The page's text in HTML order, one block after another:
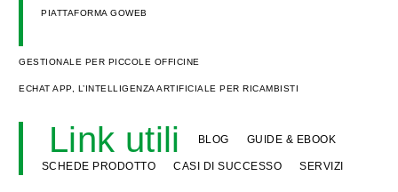
PIATTAFORMA GOWEB
GESTIONALE PER PICCOLE OFFICINE
ECHAT APP, L’INTELLIGENZA ARTIFICIALE PER RICAMBISTI
Link utili BLOG GUIDE & EBOOK
SCHEDE PRODOTTO CASI DI SUCCESSO SERVIZI